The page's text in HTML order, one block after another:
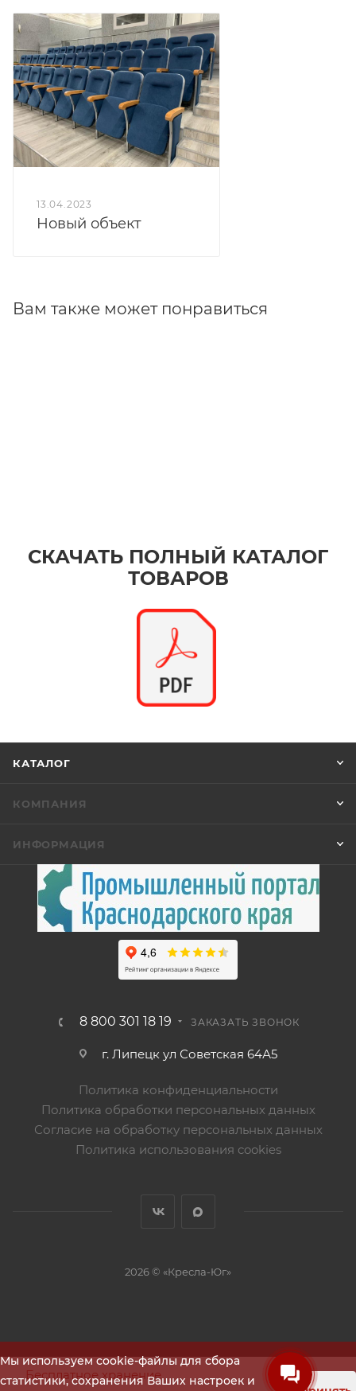
13.04.2023
Новый объект
Вам также может понравиться
СКАЧАТЬ ПОЛНЫЙ КАТАЛОГ
ТОВАРОВ
КАТАЛОГ
КОМПАНИЯ
ИНФОРМАЦИЯ
8 800 301 18 19 ЗАКАЗАТЬ ЗВОНОК
г. Липецк ул Советская 64А5
Политика конфиденциальности
Политика обработки персональных данных
Согласие на обработку персональных данных
Политика использования cookies
2026 © «Кресла-Юг»
Бесплатное хранение
Мы используем cookie-файлы для сбора
статистики, сохранения Ваших настроек и